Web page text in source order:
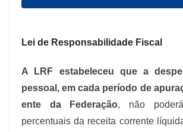
Lei de Responsabilidade Fiscal
A LRF estabeleceu que a
pessoal, em cada período de
ente da Federação, não
percentuais da receita corrente